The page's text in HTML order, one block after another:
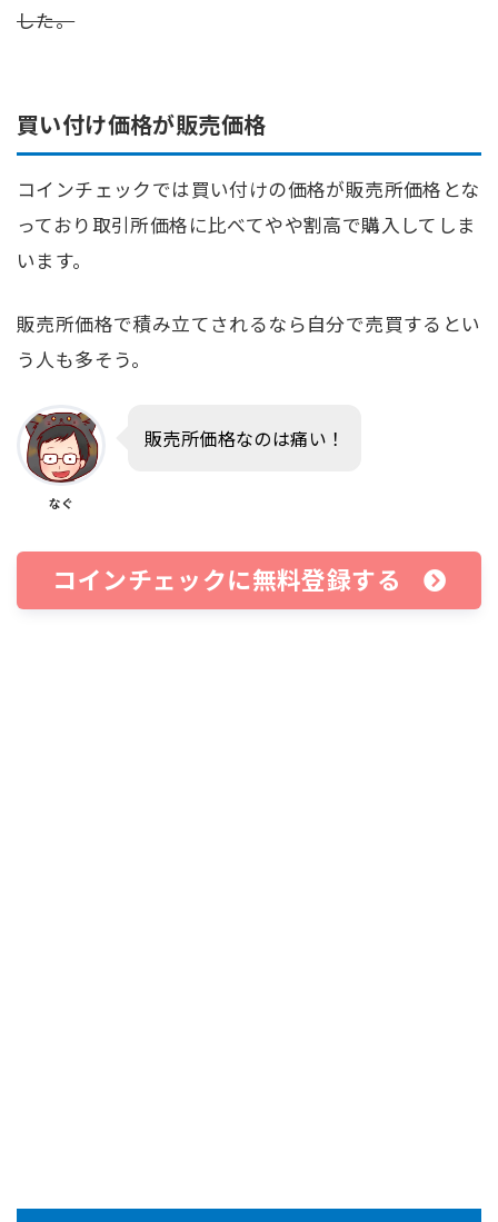
した。
買い付け価格が販売価格
コインチェックでは買い付けの価格が販売所価格とな
っており取引所価格に比べてやや割高で購入してしま
います。
販売所価格で積み立てされるなら自分で売買するとい
う人も多そう。
なぐ
販売所価格なのは痛い！
コインチェックに無料登録する